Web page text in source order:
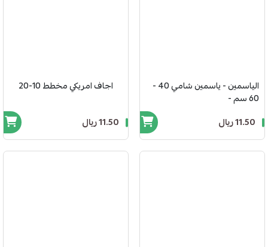
الياسمين - ياسمين شامي 40 -
60 سم -
11.50 ريال
اجاف امريكي مخطط 10-20
11.50 ريال